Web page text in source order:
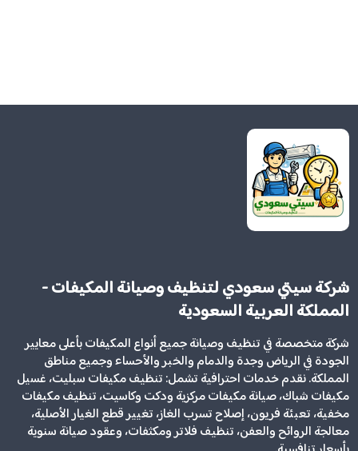
شركة سيتي سعودي لتنظيف وصيانة المكيفات -
المملكة العربية السعودية
شركة متخصصة في تنظيف وصيانة جميع أنواع المكيفات بأعلى معايير
الجودة في الرياض وجدة والدمام والخبر والأحساء وجميع مناطق
المملكة. نقدم خدمات احترافية تشمل: تنظيف مكيفات سبليت، غسيل
مكيفات شباك، صيانة مكيفات مركزية ودكت وكاسيت، تنظيف مكيفات
مخفية، تعبئة فريون، إصلاح تسرب الغاز، تغيير قطع الغيار الأصلية،
معالجة الروائح والعفن، تنظيف فلاتر ومكثفات، وعقود صيانة سنوية